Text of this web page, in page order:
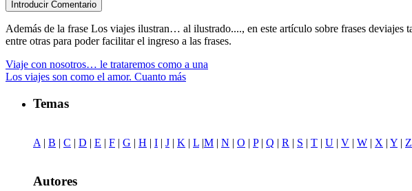
Además de la frase Los viajes ilustran… al ilustrado...., en este artículo sobre frases
entre otras para poder facilitar el ingreso a las frases.
Viaje con nosotros… le trataremos como a una
Los viajes son como el amor. Cuanto más
Temas
A | B | C | D | E | F | G | H | I | J | K | L |M | N | O | P| Q | R | S | T | U | V | W | X | Y | Z
Autores